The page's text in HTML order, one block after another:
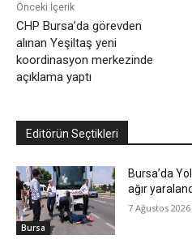
Önceki İçerik
CHP Bursa’da görevden
alınan Yeşiltaş yeni
koordinasyon merkezinde
açıklama yaptı
Editörün Seçtikleri
Bursa
Bursa’da
ağır
7 Ağustos 2026